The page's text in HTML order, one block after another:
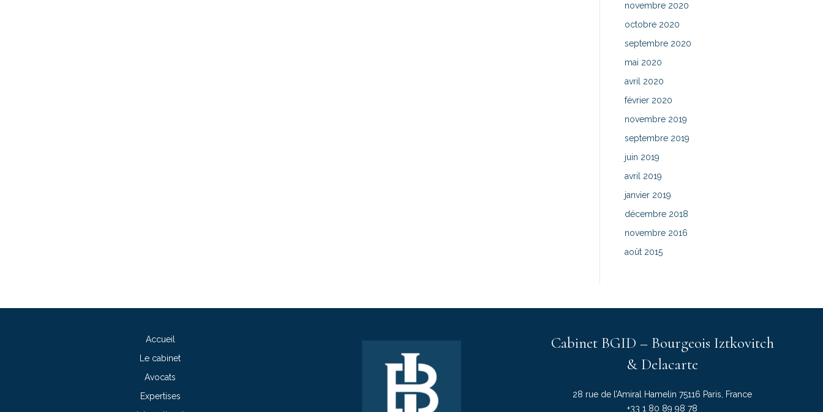
novembre 2020
octobre 2020
septembre 2020
mai 2020
avril 2020
février 2020
novembre 2019
septembre 2019
juin 2019
avril 2019
janvier 2019
décembre 2018
novembre 2016
août 2015
Accueil
Le cabinet
Avocats
Expertises
Cabinet BGID – Bourgeois Iztkovitch
& Delacarte
28 rue de l’Amiral Hamelin 75116 Paris, France
+33 1 80 89 98 78